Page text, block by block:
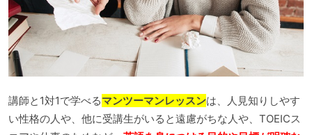
講師と1対1で学べるマンツーマンレッスンは、人見知りしやす
い性格の人や、他に受講生がいると遠慮がちな人や、TOEICス